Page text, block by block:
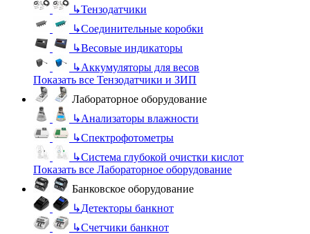
↳Тензодатчики
↳Соединительные коробки
↳Весовые индикаторы
↳Аккумуляторы для весов
Показать все Тензодатчики и ЗИП
Лабораторное оборудование
↳Анализаторы влажности
↳Спектрофотометры
↳Система глубокой очистки кислот
Показать все Лабораторное оборудование
Банковское оборудование
↳Детекторы банкнот
↳Счетчики банкнот